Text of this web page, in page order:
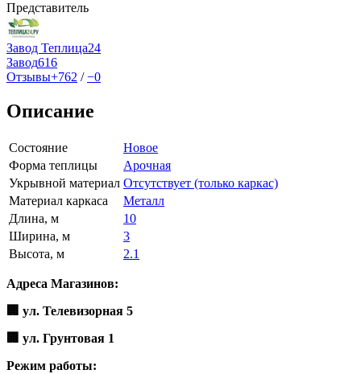
Представитель
Завод Теплица24
Завод616
Отзывы+762 /−0
Описание
Состояние
Новое
Форма теплицы
Арочная
Укрывной материал Отсутствует (только каркас)
Материал каркаса
Металл
Длина, м
10
Ширина, м
3
Высота, м
2.1
Адреса Магазинов:
🏢 ул. Телевизорная 5
🏢 ул. Грунтовая 1
Режим работы: